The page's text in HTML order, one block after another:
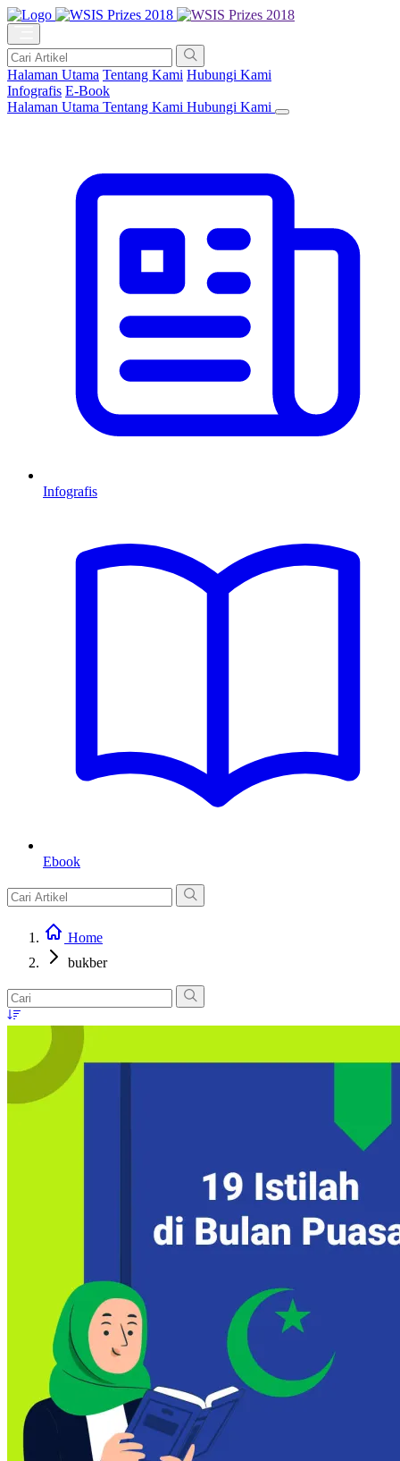
Halaman Utama Tentang Kami Hubungi Kami
Infografis E-Book
Halaman Utama Tentang Kami Hubungi Kami
Infografis
Ebook
Home
bukber